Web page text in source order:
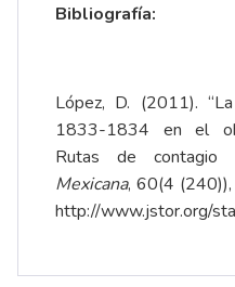
Bibliografía:
López, D. (2011).
1833-1834 en el
Rutas de contagio
Mexicana, 60(4
http://www.jstor.org/